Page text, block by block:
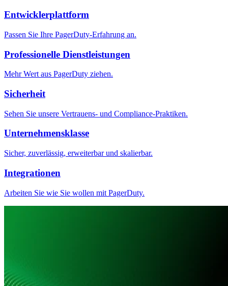
Entwicklerplattform
Passen Sie Ihre PagerDuty-Erfahrung an.
Professionelle Dienstleistungen
Mehr Wert aus PagerDuty ziehen.
Sicherheit
Sehen Sie unsere Vertrauens- und Compliance-Praktiken.
Unternehmensklasse
Sicher, zuverlässig, erweiterbar und skalierbar.
Integrationen
Arbeiten Sie wie Sie wollen mit PagerDuty.